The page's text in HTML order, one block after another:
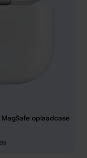
oplaadcase
prijs: